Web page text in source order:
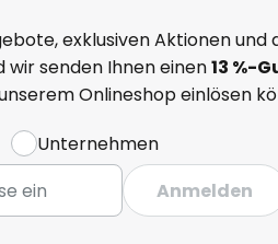
exklusiven Aktionen und
senden Ihnen einen13 %-
Onlineshop einlösen
Unternehmen
Anmelden